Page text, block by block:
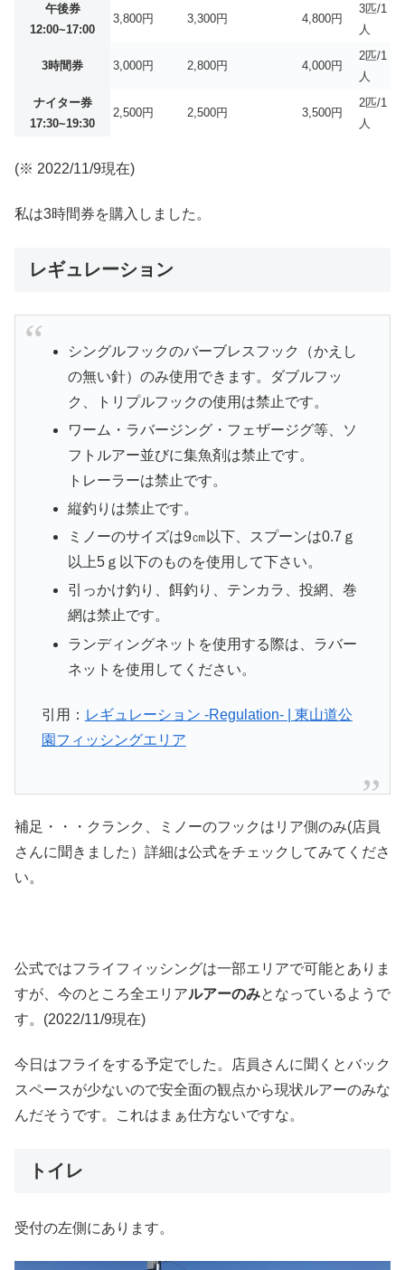
午後券
12:00~17:00
3,800円 3,300円 4,800円
3匹/1
人
3時間券 3,000円 2,800円 4,000円
2匹/1
人
ナイター券
17:30~19:30
2,500円 2,500円 3,500円
2匹/1
人
(※ 2022/11/9現在)
私は3時間券を購入しました。
レギュレーション
シングルフックのバーブレスフック（かえし
の無い針）のみ使用できます。ダブルフッ
ク、トリプルフックの使用は禁止です。
ワーム・ラバージング・フェザージグ等、ソ
フトルアー並びに集魚剤は禁止です。
トレーラーは禁止です。
縦釣りは禁止です。
ミノーのサイズは9㎝以下、スプーンは0.7ｇ
以上5ｇ以下のものを使用して下さい。
引っかけ釣り、餌釣り、テンカラ、投網、巻
網は禁止です。
ランディングネットを使用する際は、ラバー
ネットを使用してください。
引用： レギュレーション -Regulation- | 東山道公
園フィッシングエリア
補足・・・クランク、ミノーのフックはリア側のみ(店員
さんに聞きました）詳細は公式をチェックしてみてくださ
い。
公式ではフライフィッシングは一部エリアで可能とありま
すが、今のところ全エリアルアーのみとなっているようで
す。(2022/11/9現在)
今日はフライをする予定でした。店員さんに聞くとバック
スペースが少ないので安全面の観点から現状ルアーのみな
んだそうです。これはまぁ仕方ないですな。
トイレ
受付の左側にあります。